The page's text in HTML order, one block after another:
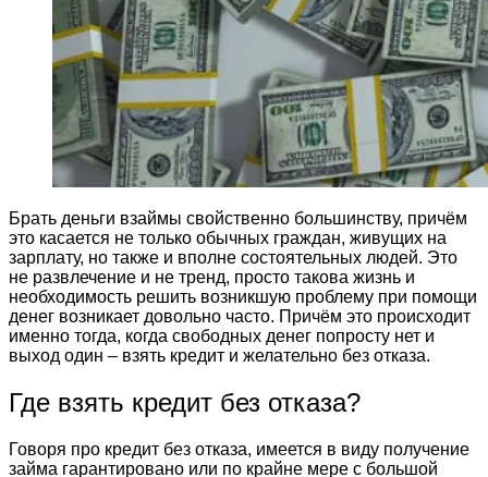
Брать деньги взаймы свойственно большинству, причём
это касается не только обычных граждан, живущих на
зарплату, но также и вполне состоятельных людей. Это
не развлечение и не тренд, просто такова жизнь и
необходимость решить возникшую проблему при помощи
денег возникает довольно часто. Причём это происходит
именно тогда, когда свободных денег попросту нет и
выход один – взять кредит и желательно без отказа.
Где взять кредит без отказа?
Говоря про кредит без отказа, имеется в виду получение
займа гарантировано или по крайне мере с большой